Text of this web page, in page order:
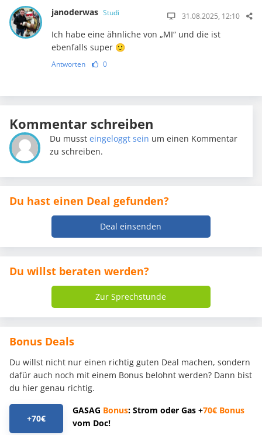
janoderwas Studi 31.08.2025, 12:10
Ich habe eine ähnliche von „MI“ und die ist
ebenfalls super 🙂
Antworten 0
Kommentar schreiben
Du mussteingeloggt sein um einen Kommentar
zu schreiben.
Du hast einen Deal gefunden?
Deal einsenden
Du willst beraten werden?
Zur Sprechstunde
Bonus Deals
Du willst nicht nur einen richtig guten Deal machen, sondern
dafür auch noch mit einem Bonus belohnt werden? Dann bist
du hier genau richtig.
+70€
GASAG Bonus: Strom oder Gas +70€ Bonus
vom Doc!